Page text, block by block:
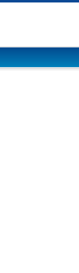
漏
カ
照
ア
ス
ご
ド
お
せ
仕